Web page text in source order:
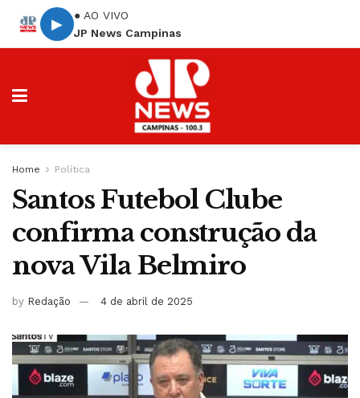
▶
● AO VIVO
JP News Campinas
Home Política
Santos Futebol Clube
confirma construção da
nova Vila Belmiro
by Redação 4 de abril de 2025